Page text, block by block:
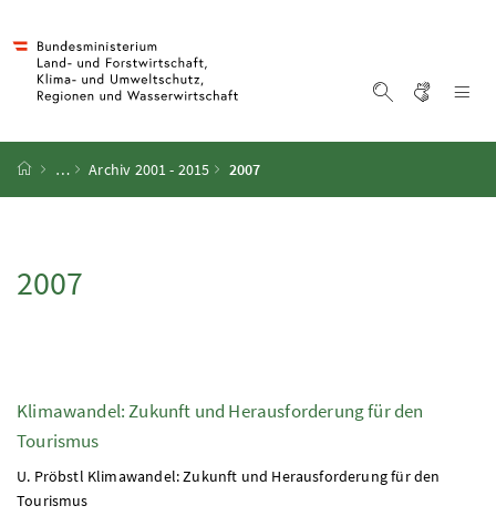
Startseite
… Archiv 2001 - 2015 2007
2007
Klimawandel: Zukunft und Herausforderung für den
Tourismus
U. Pröbstl Klimawandel: Zukunft und Herausforderung für den
Tourismus